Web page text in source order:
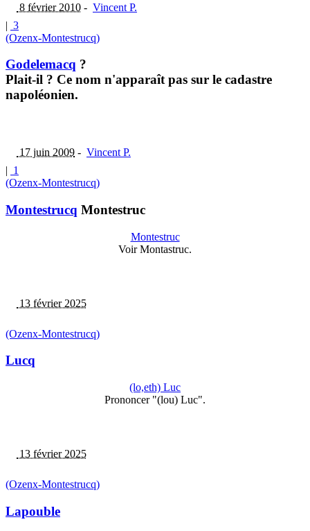
8 février 2010 - Vincent P.
| 3
(Ozenx-Montestrucq)
Godelemacq ?
Plait-il ? Ce nom n'apparaît pas sur le cadastre
napoléonien.
17 juin 2009 - Vincent P.
| 1
(Ozenx-Montestrucq)
Montestrucq Montestruc
Montestruc
Voir Montastruc.
13 février 2025
(Ozenx-Montestrucq)
Lucq
(lo,eth) Luc
Prononcer "(lou) Luc".
13 février 2025
(Ozenx-Montestrucq)
Lapouble